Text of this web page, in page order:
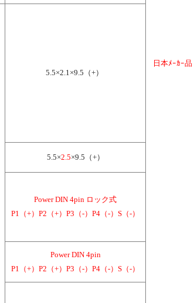
日本ﾒｰｶｰ品
5.5×2.1×9.5（+）
5.5×2.5×9.5（+）
Power DIN 4pin ロック式
P1（+）P2（+）P3（-）P4（-）S（-）
Power DIN 4pin
P1（+）P2（+）P3（-）P4（-）S（-）